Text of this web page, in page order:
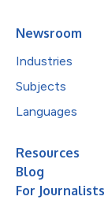
Newsroom
Industries
Subjects
Languages
Resources
Blog
For Journalists